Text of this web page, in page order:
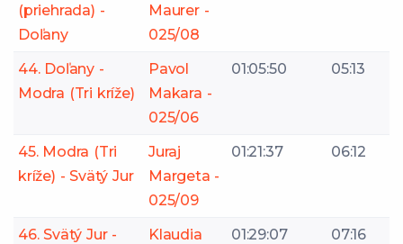
(priehrada) -
Doľany
Maurer -
025/08
44. Doľany -
Modra (Tri kríže)
Pavol
Makara -
025/06
01:05:50 05:13
45. Modra (Tri
kríže) - Svätý Jur
Juraj
Margeta -
025/09
01:21:37 06:12
46. Svätý Jur - Klaudia 01:29:07 07:16